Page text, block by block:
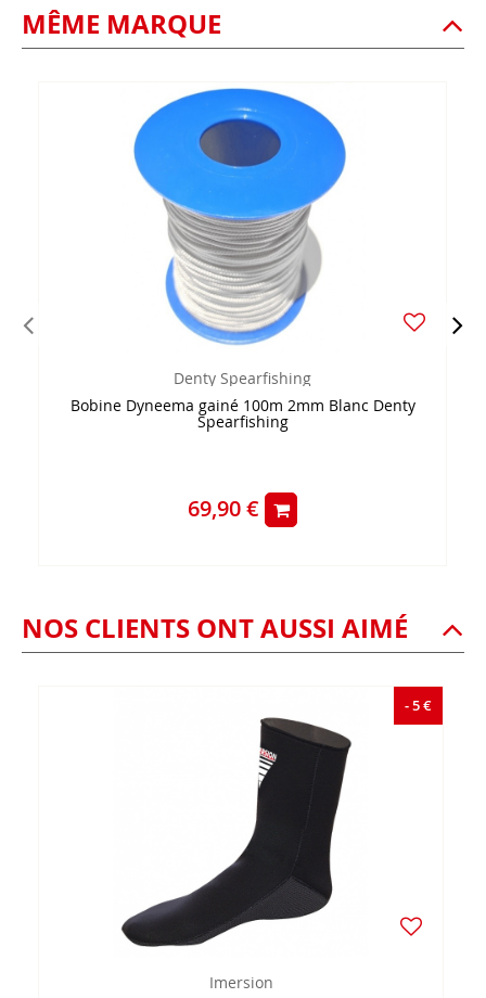
MÊME MARQUE
Denty Spearfishing
Bobine Dyneema gainé 100m 2mm Blanc Denty
Spearfishing
69,90 €
NOS CLIENTS ONT AUSSI AIMÉ
- 5 €
Imersion